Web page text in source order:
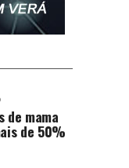
de mama
de 50%